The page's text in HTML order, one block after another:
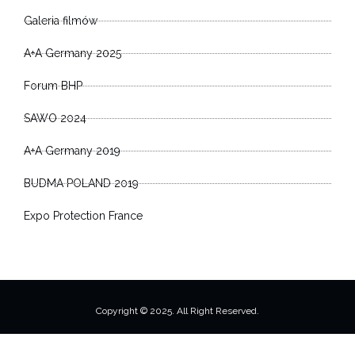
Galeria filmów
A+A Germany 2025
Forum BHP
SAWO 2024
A+A Germany 2019
BUDMA POLAND 2019
Expo Protection France
Copyright © 2025. All Right Reserved.